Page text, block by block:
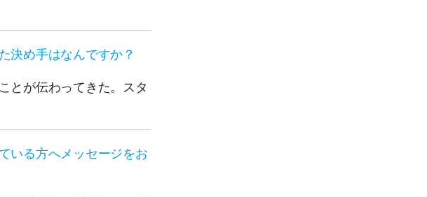
決め手はなんですか？
とが伝わってきた。スタ
いる方へメッセージをお